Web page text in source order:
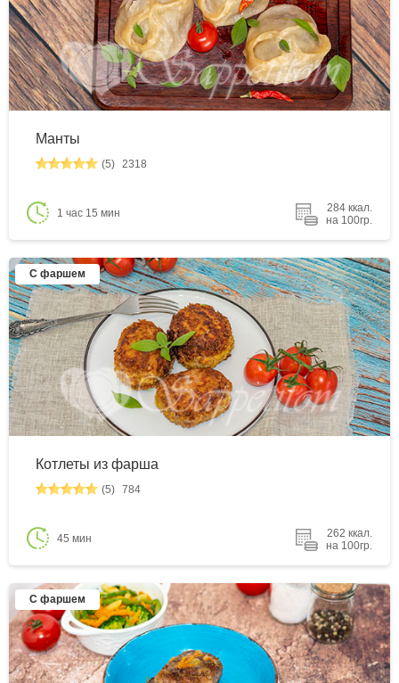
Манты
(5) 2318
1 час 15 мин
284 ккал.
на 100гр.
С фаршем
Котлеты из фарша
(5) 784
45 мин
262 ккал.
на 100гр.
С фаршем